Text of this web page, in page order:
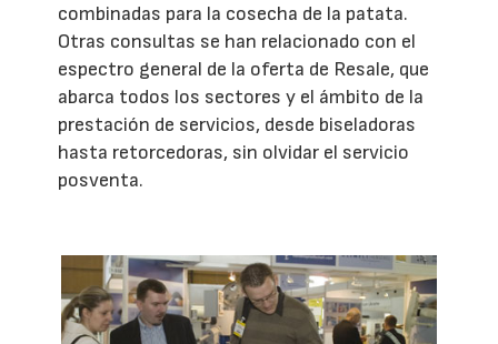
combinadas para la cosecha de la patata.
Otras consultas se han relacionado con el
espectro general de la oferta de Resale, que
abarca todos los sectores y el ámbito de la
prestación de servicios, desde biseladoras
hasta retorcedoras, sin olvidar el servicio
posventa.